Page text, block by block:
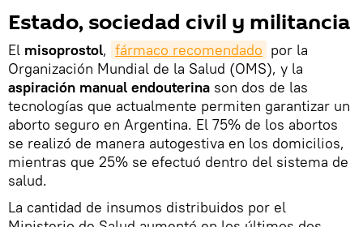
Estado, sociedad civil y militancia
El misoprostol, fármaco recomendado por la
Organización Mundial de la Salud (OMS), y la
aspiración manual endouterina son dos de las
tecnologías que actualmente permiten garantizar un
aborto seguro en Argentina. El 75% de los abortos
se realizó de manera autogestiva en los domicilios,
mientras que 25% se efectuó dentro del sistema de
salud.
La cantidad de insumos distribuidos por el